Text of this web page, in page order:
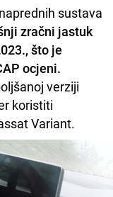
sustava
zračni jastuk
što je
ocjeni.
verziji
koristiti
Variant.